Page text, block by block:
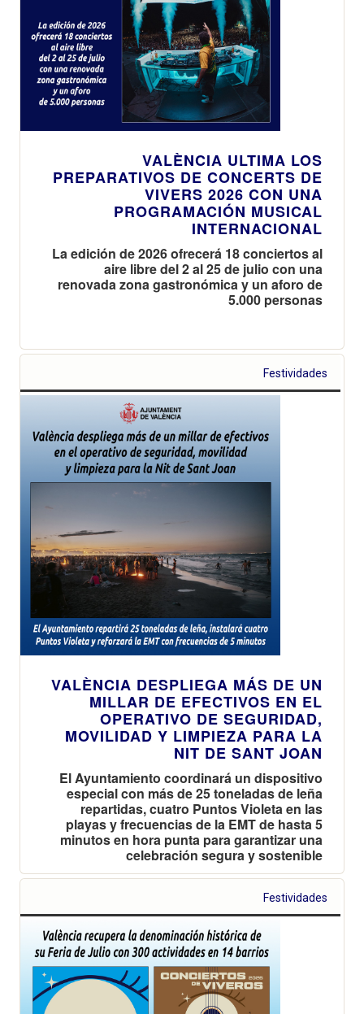
VALÈNCIA ULTIMA LOS
PREPARATIVOS DE CONCERTS DE
VIVERS 2026 CON UNA
PROGRAMACIÓN MUSICAL
INTERNACIONAL
La edición de 2026 ofrecerá 18 conciertos al
aire libre del 2 al 25 de julio con una
renovada zona gastronómica y un aforo de
5.000 personas
Festividades
VALÈNCIA DESPLIEGA MÁS DE UN
MILLAR DE EFECTIVOS EN EL
OPERATIVO DE SEGURIDAD,
MOVILIDAD Y LIMPIEZA PARA LA
NIT DE SANT JOAN
El Ayuntamiento coordinará un dispositivo
especial con más de 25 toneladas de leña
repartidas, cuatro Puntos Violeta en las
playas y frecuencias de la EMT de hasta 5
minutos en hora punta para garantizar una
celebración segura y sostenible
Festividades